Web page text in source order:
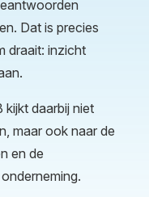
Dat is precies
draait: inzicht
kijkt daarbij niet
maar ook naar de
en de